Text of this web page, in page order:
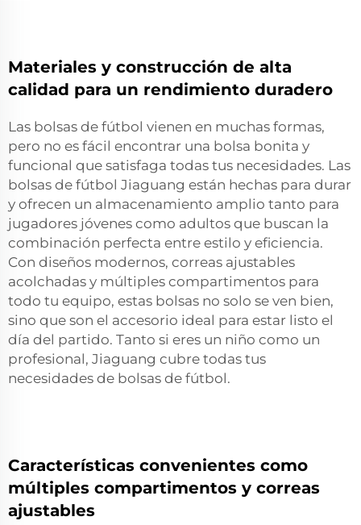
Materiales y construcción de alta
calidad para un rendimiento duradero
Las bolsas de fútbol vienen en muchas formas,
pero no es fácil encontrar una bolsa bonita y
funcional que satisfaga todas tus necesidades. Las
bolsas de fútbol Jiaguang están hechas para durar
y ofrecen un almacenamiento amplio tanto para
jugadores jóvenes como adultos que buscan la
combinación perfecta entre estilo y eficiencia.
Con diseños modernos, correas ajustables
acolchadas y múltiples compartimentos para
todo tu equipo, estas bolsas no solo se ven bien,
sino que son el accesorio ideal para estar listo el
día del partido. Tanto si eres un niño como un
profesional, Jiaguang cubre todas tus
necesidades de bolsas de fútbol.
Características convenientes como
múltiples compartimentos y correas
ajustables